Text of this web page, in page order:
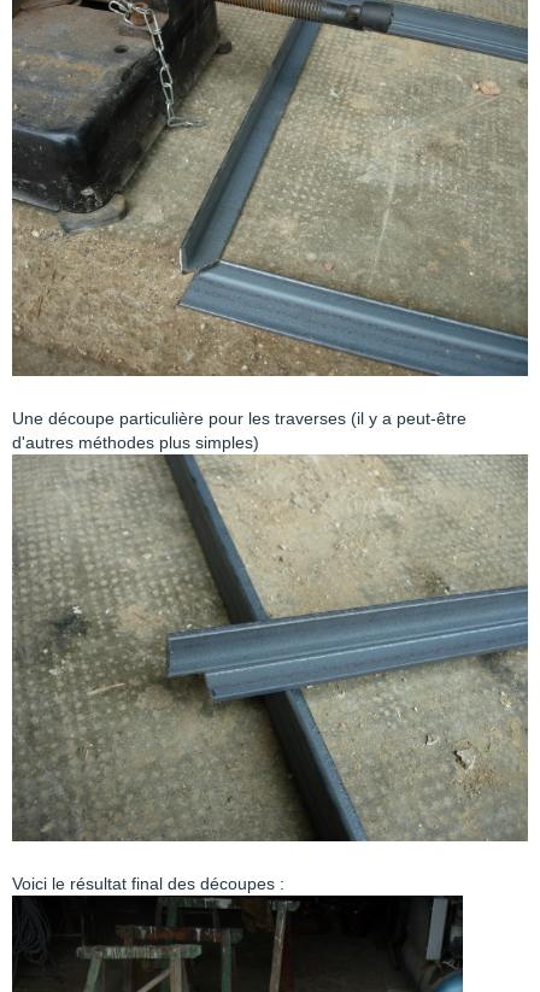
Une découpe particulière pour les traverses (il y a peut-être
d'autres méthodes plus simples)
Voici le résultat final des découpes :